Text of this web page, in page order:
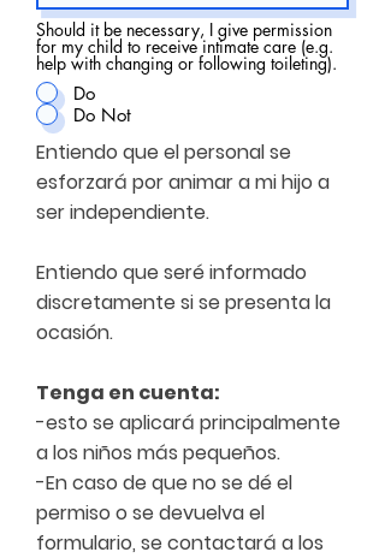
d
Should it be necessary, I give permission
for my child to receive intimate care (e.g.
help with changing or following toileting).
Do
Do Not
Entiendo que el personal se
esforzará por animar a mi hijo a
ser independiente.
Entiendo que seré informado
discretamente si se presenta la
ocasión.
Tenga en cuenta:
-esto se aplicará principalmente
a los niños más pequeños.
-En caso de que no se dé el
permiso o se devuelva el
formulario, se contactará a los